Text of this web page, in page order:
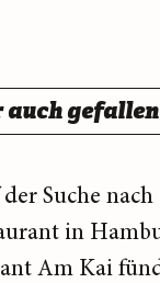
gefallen